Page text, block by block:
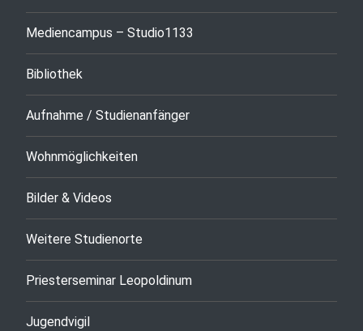
Mediencampus – Studio1133
Bibliothek
Aufnahme / Studienanfänger
Wohnmöglichkeiten
Bilder & Videos
Weitere Studienorte
Priesterseminar Leopoldinum
Jugendvigil